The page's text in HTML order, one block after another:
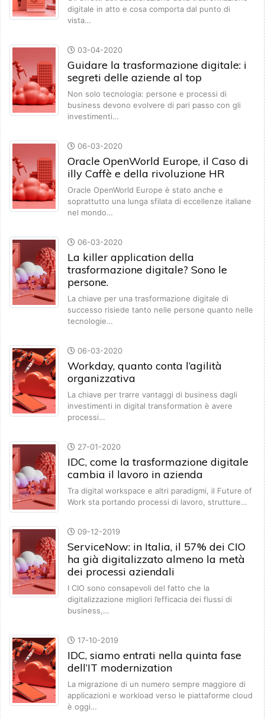
digitale in atto e cosa comporta dal punto di
vista…
03-04-2020
Guidare la trasformazione digitale: i
segreti delle aziende al top
Non solo tecnologia: persone e processi di
business devono evolvere di pari passo con gli
investimenti…
06-03-2020
Oracle OpenWorld Europe, il Caso di
illy Caffè e della rivoluzione HR
Oracle OpenWorld Europe è stato anche e
soprattutto una lunga sfilata di eccellenze italiane
nel mondo…
06-03-2020
La killer application della
trasformazione digitale? Sono le
persone.
La chiave per una trasformazione digitale di
successo risiede tanto nelle persone quanto nelle
tecnologie…
06-03-2020
Workday, quanto conta l’agilità
organizzativa
La chiave per trarre vantaggi di business dagli
investimenti in digital transformation è avere
processi…
27-01-2020
IDC, come la trasformazione digitale
cambia il lavoro in azienda
Tra digital workspace e altri paradigmi, il Future of
Work sta portando processi di lavoro, strutture…
09-12-2019
ServiceNow: in Italia, il 57% dei CIO
ha già digitalizzato almeno la metà
dei processi aziendali
I CIO sono consapevoli del fatto che la
digitalizzazione migliori l’efficacia dei flussi di
business,…
17-10-2019
IDC, siamo entrati nella quinta fase
dell’IT modernization
La migrazione di un numero sempre maggiore di
applicazioni e workload verso le piattaforme cloud
è oggi…